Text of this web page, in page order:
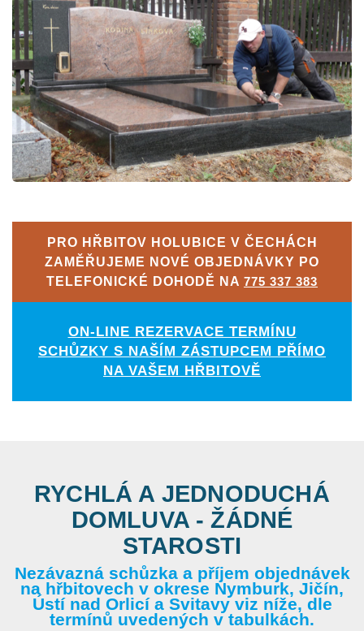
PRO HŘBITOV HOLUBICE V ČECHÁCH
ZAMĚŘUJEME NOVÉ OBJEDNÁVKY PO
TELEFONICKÉ DOHODĚ NA 775 337 383
ON-LINE REZERVACE TERMÍNU
SCHŮZKY S NAŠÍM ZÁSTUPCEM PŘÍMO
NA VAŠEM HŘBITOVĚ
RYCHLÁ A JEDNODUCHÁ
DOMLUVA - ŽÁDNÉ
STAROSTI
Nezávazná schůzka a příjem objednávek
na hřbitovech v okrese Nymburk, Jičín,
Ústí nad Orlicí a Svitavy viz níže, dle
termínů uvedených v tabulkách.